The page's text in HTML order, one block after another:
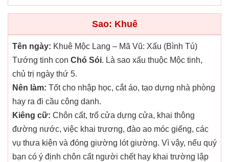
Sao: Khuê
Tên ngày: Khuê Mộc Lang – Mã Vũ: Xấu (Bình Tú)
Tướng tinh con Chó Sói. Là sao xấu thuộc Mộc tinh,
chủ trị ngày thứ 5.
Nên làm: Tốt cho nhập học, cắt áo, tạo dựng nhà phòng
hay ra đi cầu công danh.
Kiêng cữ: Chôn cất, trổ cửa dựng cửa, khai thông
đường nước, việc khai trương, đào ao móc giếng, các
vụ thưa kiện và đóng giường lót giường. Vì vậy, nếu quý
bạn có ý định chôn cất người chết hay khai trường lập